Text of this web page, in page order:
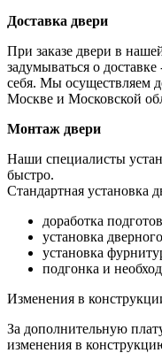
Доставка двери
При заказе двери в
задумываться о
себя. Мы осуществляем
Москве и Московской
Монтаж двери
Наши специалисты
быстро.
Стандартная установка
доработка
установка
установка
подгонка и
Изменения в
За дополнительную
изменения в